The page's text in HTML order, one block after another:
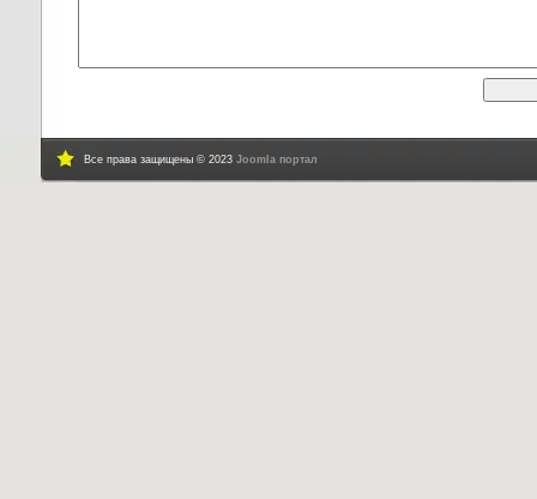
Все права защищены © 2023 Joomla портал